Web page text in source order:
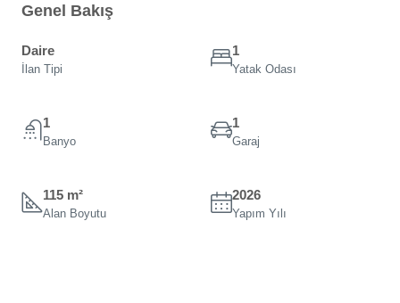
Genel Bakış
Daire
İlan Tipi
1
Yatak Odası
1
Banyo
1
Garaj
115 m²
Alan Boyutu
2026
Yapım Yılı